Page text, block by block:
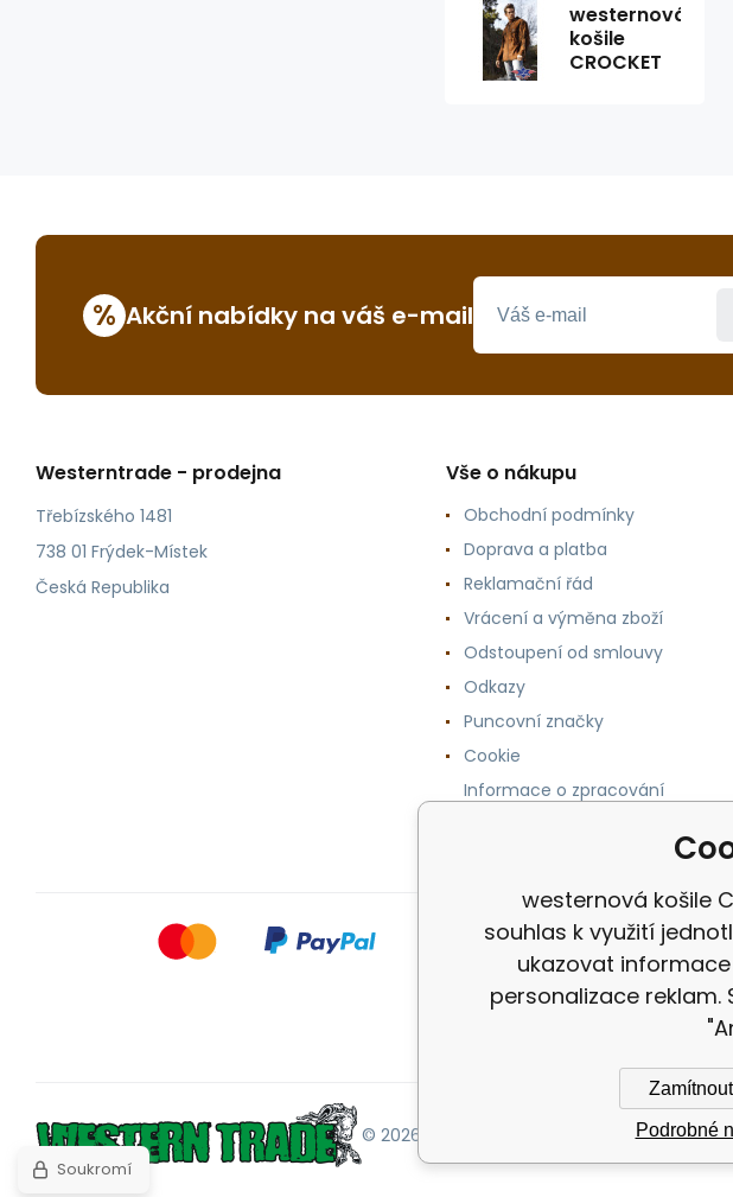
westernová
košile
CROCKET
% Akční nabídky na váš e-mail
Westerntrade - prodejna
Třebízského 1481
738 01 Frýdek-Místek
Česká Republika
Vše o nákupu
Obchodní podmínky
Doprava a platba
Reklamační řád
Vrácení a výměna zboží
Odstoupení od smlouvy
Odkazy
Puncovní značky
Cookie
Informace o zpracování
© 2026 |
westernová košile
souhlas k využití
ukazovat
personalizace reklam.
Podrobné
Soukromí